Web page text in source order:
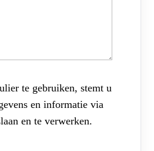
te gebruiken, stemt u
en informatie via
en te verwerken.